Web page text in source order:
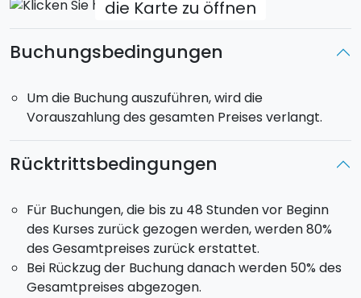
die Karte zu öffnen
Buchungsbedingungen
Um die Buchung auszuführen, wird die
Vorauszahlung des gesamten Preises verlangt.
Rücktrittsbedingungen
Für Buchungen, die bis zu 48 Stunden vor Beginn
des Kurses zurück gezogen werden, werden 80%
des Gesamtpreises zurück erstattet.
Bei Rückzug der Buchung danach werden 50% des
Gesamtpreises abgezogen.